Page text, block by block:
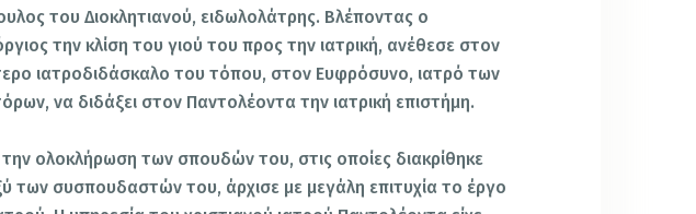
του Διοκλητιανού, ειδωλολάτρης. Βλέποντας ο
την κλίση του γιού του προς την ιατρική, ανέθεσε στον
ιατροδιδάσκαλο του τόπου, στον Ευφρόσυνο, ιατρό των
να διδάξει στον Παντολέοντα την ιατρική επιστήμη.
ολοκλήρωση των σπουδών του, στις οποίες διακρίθηκε
των συσπουδαστών του, άρχισε με μεγάλη επιτυχία το έργο